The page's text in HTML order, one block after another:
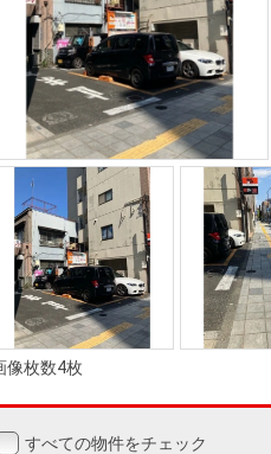
像枚数4枚
すべての物件をチェック